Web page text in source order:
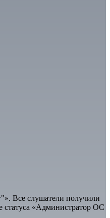
Все слушатели получили
статуса «Администратор ОС